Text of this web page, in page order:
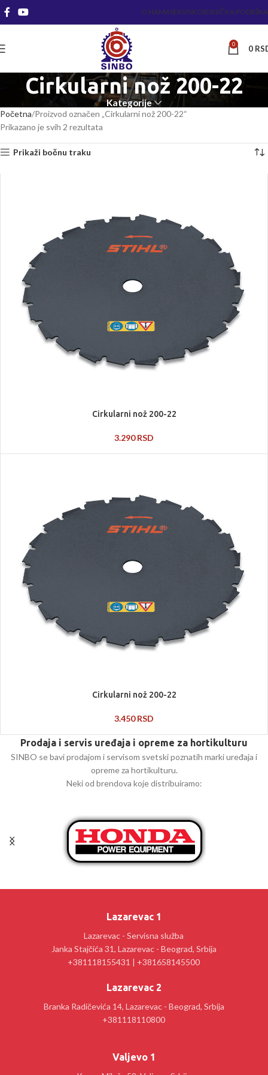
O NAMASERVISKORISNIČKA PODRŠKA
0 0
Cirkularni nož 200-22
Kategorije
Početna Proizvod označen „Cirkularni nož 200-22“
Prikazano je svih 2 rezultata
Prikaži bočnu traku
Cirkularni nož 200-22
3.290RSD
Cirkularni nož 200-22
3.450RSD
Prodaja i servis uređaja i opreme za hortikulturu
SINBO se bavi prodajom i servisom svetski poznatih marki uređaja i
opreme za hortikulturu.
Neki od brendova koje distribuiramo:
Lazarevac 1
Lazarevac - Servisna služba
Janka Stajčića 31, Lazarevac - Beograd, Srbija
+381118155431 | +381658145500
Lazarevac 2
Branka Radičevića 14, Lazarevac - Beograd, Srbija
+381118110800
Valjevo 1